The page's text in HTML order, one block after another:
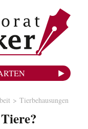
Tierbehausungen